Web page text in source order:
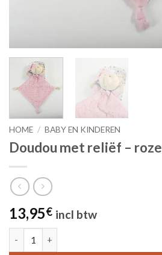
HOME / BABY EN KINDEREN
Doudou met reliëf – roze
13,95€ incl btw